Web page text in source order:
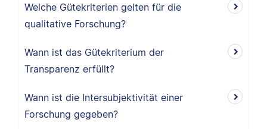
Welche Gütekriterien gelten für die
qualitative Forschung?
Wann ist das Gütekriterium der
Transparenz erfüllt?
Wann ist die Intersubjektivität einer
Forschung gegeben?